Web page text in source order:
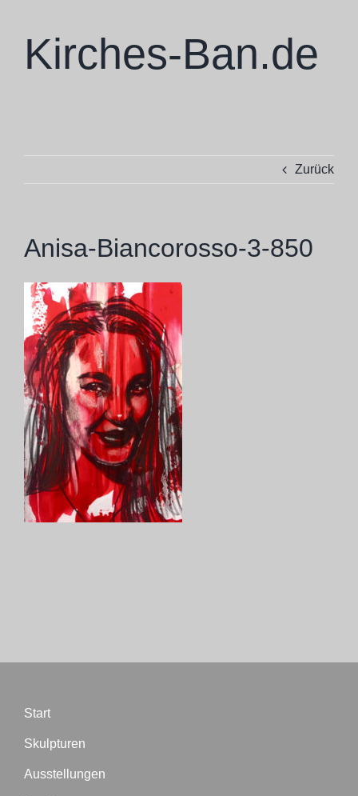
springenKirches-Ban.de
Zurück
Anisa-Biancorosso-3-850
Start
Skulpturen
Ausstellungen